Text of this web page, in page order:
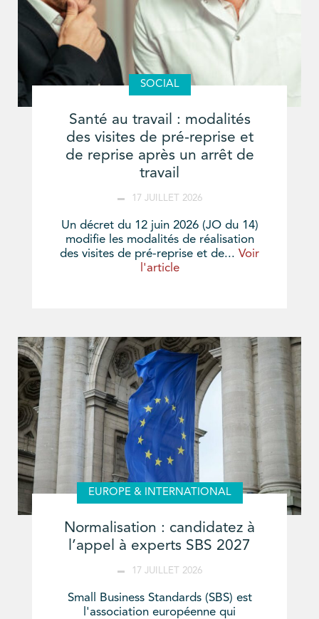
SOCIAL
Santé au travail : modalités
des visites de pré-reprise et
de reprise après un arrêt de
travail
17 JUILLET 2026
Un décret du 12 juin 2026 (JO du 14)
modifie les modalités de réalisation
des visites de pré-reprise et de... Voir
l'article
EUROPE & INTERNATIONAL
Normalisation : candidatez à
l’appel à experts SBS 2027
17 JUILLET 2026
Small Business Standards (SBS) est
l'association européenne qui